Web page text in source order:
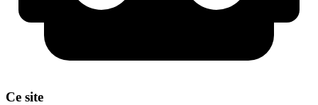
Ce site